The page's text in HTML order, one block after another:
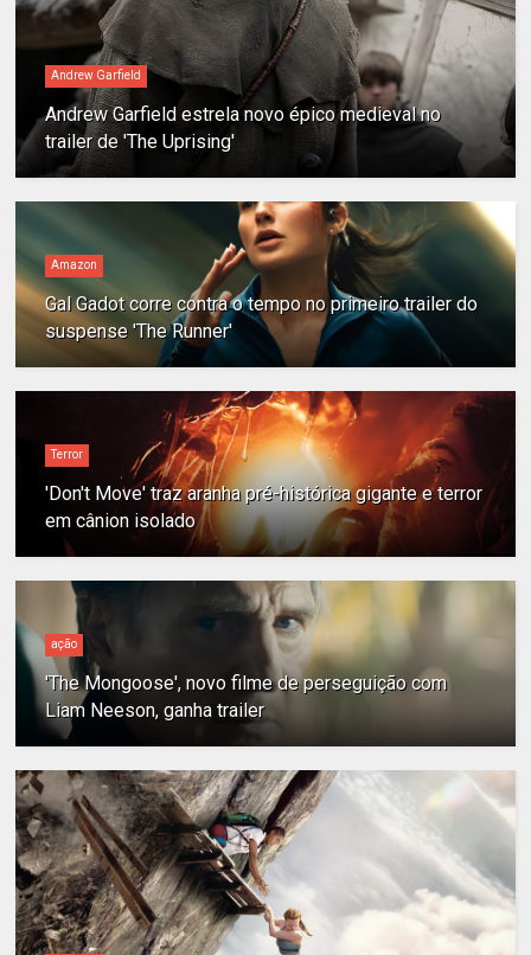
Andrew Garfield
Andrew Garfield estrela novo épico medieval no
trailer de 'The Uprising'
Amazon
Gal Gadot corre contra o tempo no primeiro trailer do
suspense 'The Runner'
Terror
'Don't Move' traz aranha pré-histórica gigante e terror
em cânion isolado
ação
'The Mongoose', novo filme de perseguição com
Liam Neeson, ganha trailer